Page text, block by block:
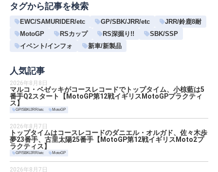
タグから記事を検索
EWC/SAMURIDER/etc GP/SBK/JRR/etc
JRR/鈴鹿8耐
MotoGP
RSカップ RS深掘り!!
SBK/SSP
イベント/インフォ
新車/新製品
人気記事
2026年8月8日
マルコ・ベゼッキがコースレコードでトップタイム、小椋藍は5
番手Q2スタート【MotoGP第12戦イギリスMotoGPプラクティ
ス】
GP/SBK/JRR/etc MotoGP
2026年8月7日
トップタイムはコースレコードのダニエル・オルガド、佐々木歩
夢23番手、古里太陽25番手【MotoGP第12戦イギリスMoto2プ
ラクティス】
GP/SBK/JRR/etc MotoGP
2026年8月7日